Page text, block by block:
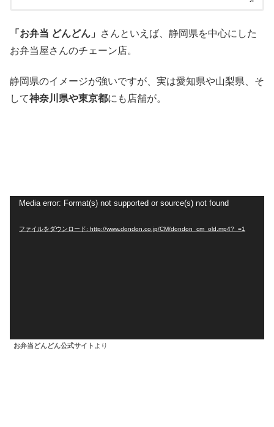
「お弁当 どんどん」
さんといえば、静岡県を中心にした
お弁当屋さんのチェーン店。
静岡県のイメージが強いですが、実は愛知県や山梨県、そ
して神奈川県や東京都にも店舗が。
Media error: Format(s) not supported or source(s) not found
ファイルをダウンロード: http://www.dondon.co.jp/CM/dondon_cm_old.mp4?_=1
お弁当どんどん公式サイト より